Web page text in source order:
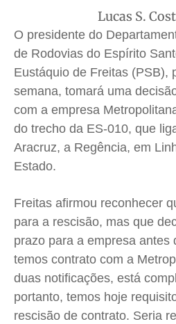
Quem Somos
Expediente
Contato
Anuncie
Quem Somos
Expediente
Contato
Anuncie
Quem Somos
Expediente
Contato
Anuncie
Quem Somos
Expediente
Contato
Anuncie
Lucas S.
O presidente do
de Rodovias do Espírito
Eustáquio de Freitas (PSB),
semana, tomará uma
com a empresa
do trecho da ES-010, que
Aracruz, a Regência, em
Estado.
Freitas afirmou reconhecer
para a rescisão, mas que
prazo para a empresa antes
temos contrato com a
duas notificações, está
portanto, temos hoje
rescisão de contrato. Seria